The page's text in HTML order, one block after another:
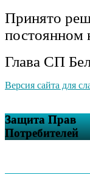
Принято
постоянном
Глава СП
Версия сайта для
Защита Прав
Потребителей